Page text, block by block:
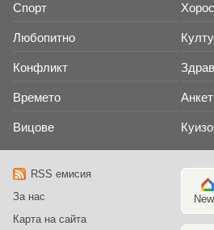
Спорт
Любопитно
Конфликт
Времето
Вицове
RSS емисия
За нас
Карта на сайта